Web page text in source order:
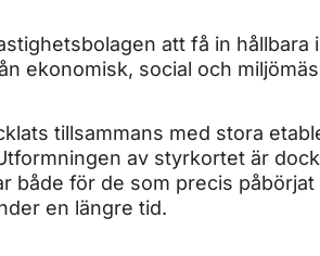
att få in
ekonomisk, social och
tillsammans med stora
av styrkortet är
både för de som precis
en längre tid.